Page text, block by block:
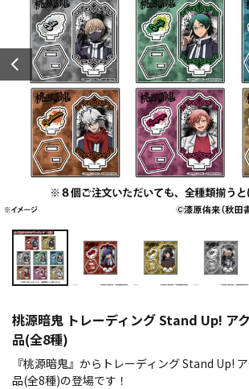
桃源暗鬼 トレーディング Stand Up! ア
品(全8種)
『桃源暗鬼』からトレーディング Stand Up!
品(全8種)の登場です！